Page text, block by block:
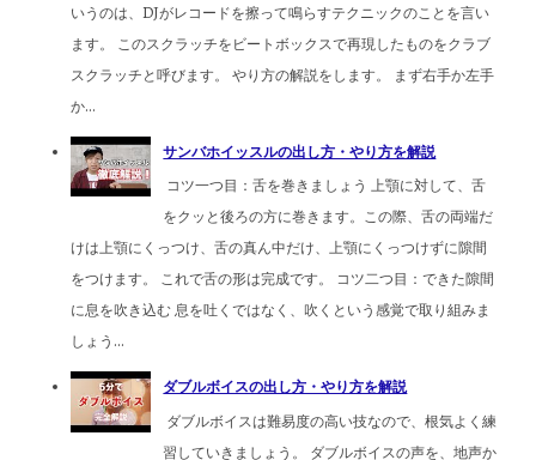
いうのは、DJがレコードを擦って鳴らすテクニックのことを言い
ます。 このスクラッチをビートボックスで再現したものをクラブ
スクラッチと呼びます。 やり方の解説をします。 まず右手か左手
か...
サンバホイッスルの出し方・やり方を解説
コツ一つ目：舌を巻きましょう 上顎に対して、舌
をクッと後ろの方に巻きます。この際、舌の両端だ
けは上顎にくっつけ、舌の真ん中だけ、上顎にくっつけずに隙間
をつけます。 これで舌の形は完成です。 コツ二つ目：できた隙間
に息を吹き込む 息を吐くではなく、吹くという感覚で取り組みま
しょう...
ダブルボイスの出し方・やり方を解説
ダブルボイスは難易度の高い技なので、根気よく練
習していきましょう。 ダブルボイスの声を、地声か